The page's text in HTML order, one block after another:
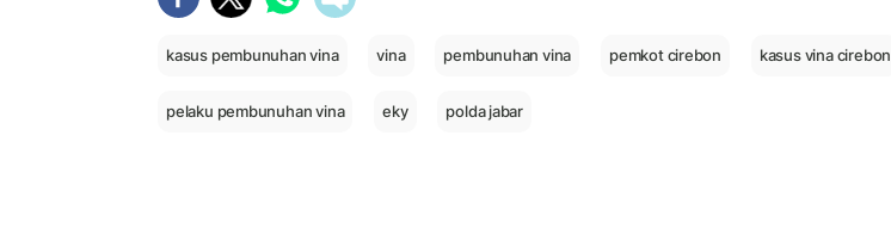
kasus pembunuhan vina vina pembunuhan vina pemkot cirebon kasus vina cirebon
pelaku pembunuhan vina eky polda jabar